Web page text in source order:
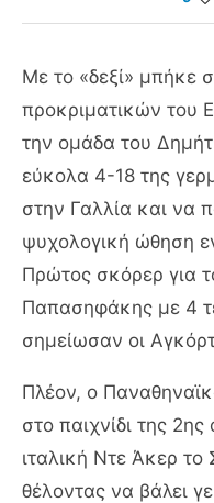
Με το «δεξί» μπήκε
προκριματικών του
την ομάδα του
εύκολα 4-18 της
στην Γαλλία και να
ψυχολογική ώθηση
Πρώτος σκόρερ για
Παπασηφάκης με 4
σημείωσαν οι
Πλέον, ο
στο παιχνίδι της
ιταλική Ντε Άκερ το
θέλοντας να βάλει